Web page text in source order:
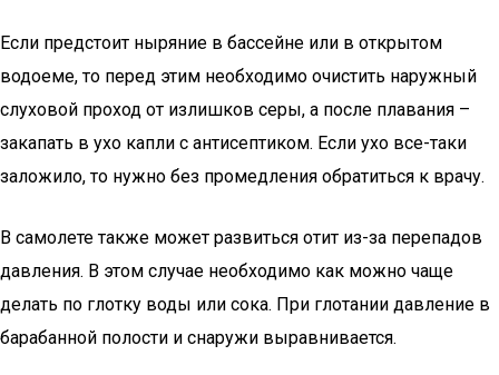
Если предстоит ныряние в бассейне или в открытом
водоеме, то перед этим необходимо очистить наружный
слуховой проход от излишков серы, а после плавания –
закапать в ухо капли с антисептиком. Если ухо все-таки
заложило, то нужно без промедления обратиться к врачу.
В самолете также может развиться отит из-за перепадов
давления. В этом случае необходимо как можно чаще
делать по глотку воды или сока. При глотании давление в
барабанной полости и снаружи выравнивается.